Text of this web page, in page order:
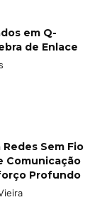
em Q-
de Enlace
Sem Fio
Comunicação
Profundo